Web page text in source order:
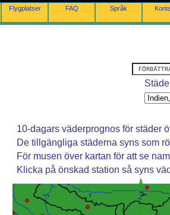
Flygplatser FAQ Språk
10-dagars väderprognos för städer
De tillgängliga städerna syns som
För musen över kartan för att se
Klicka på önskad station så syns